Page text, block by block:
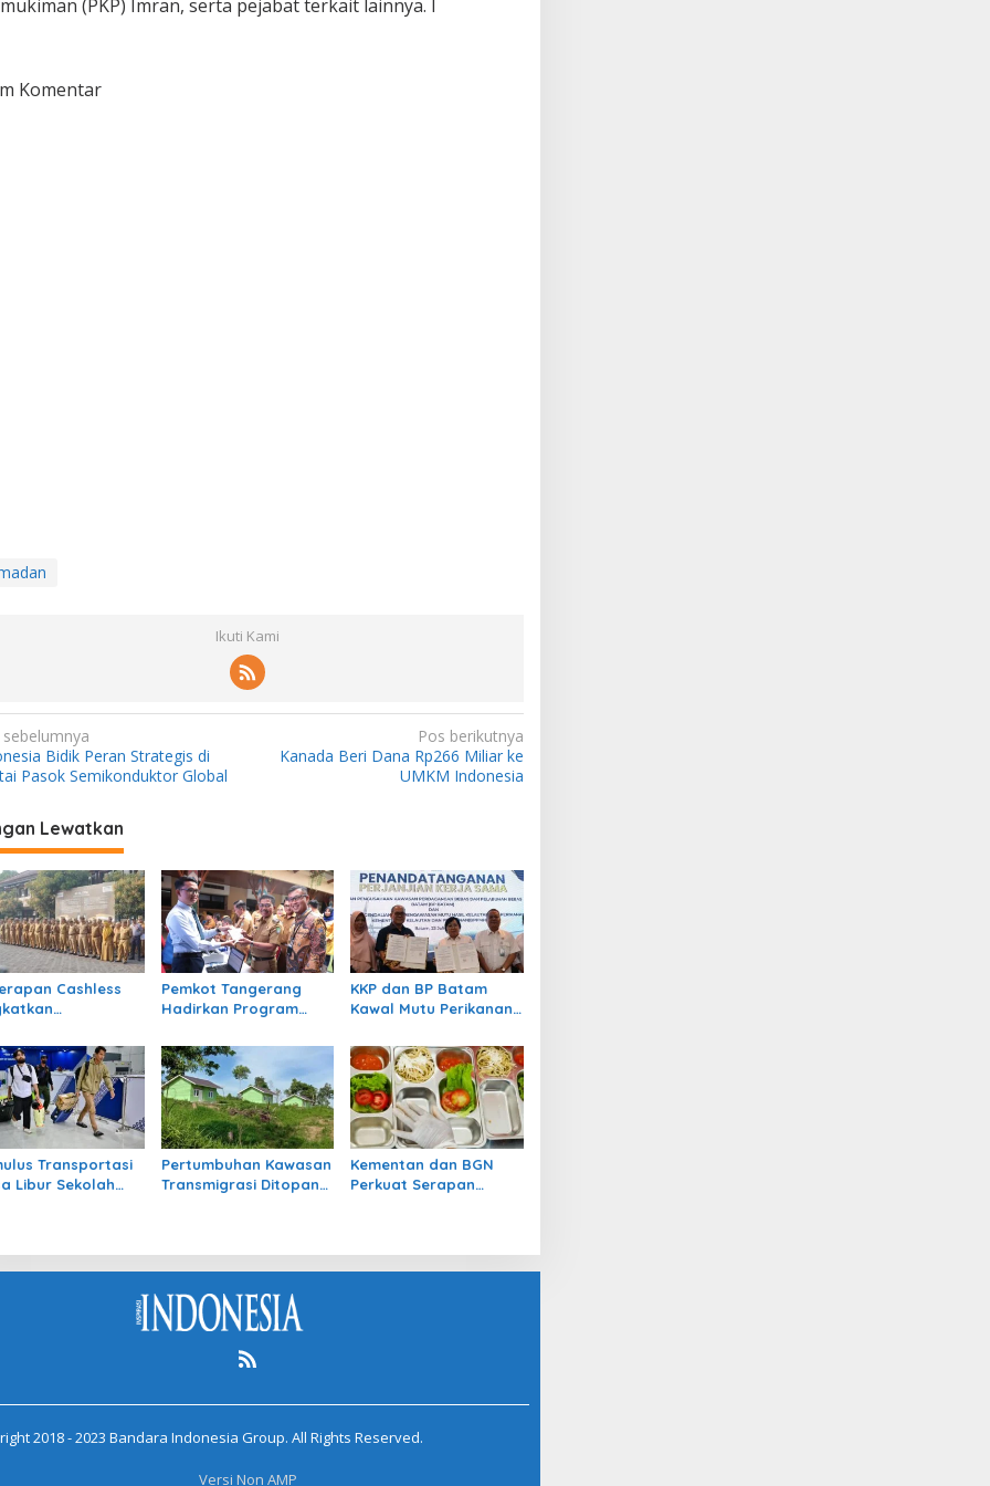
(PKP) Imran, serta pejabat terkait lainnya. I
Komentar
Ikuti Kami
sebelumnya
Bidik Peran Strategis di
Pasok Semikonduktor Global
Pos berikutnya
Kanada Beri Dana Rp266 Miliar ke
UMKM Indonesia
Lewatkan
Cashless
Daerah
Pemkot Tangerang
Hadirkan Program
Pajak Daerah
KKP dan BP Batam
Kawal Mutu Perikanan
Bebas
Transportasi
Libur Sekolah
Pertumbuhan Kawasan
Transmigrasi Ditopang
Kementan dan BGN
Perkuat Serapan
2018 - 2023 Bandara Indonesia Group. All Rights Reserved.
Versi Non AMP